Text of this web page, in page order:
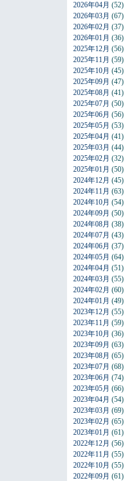
2026年04月 (52)
2026年03月 (67)
2026年02月 (37)
2026年01月 (36)
2025年12月 (56)
2025年11月 (59)
2025年10月 (45)
2025年09月 (47)
2025年08月 (41)
2025年07月 (50)
2025年06月 (56)
2025年05月 (53)
2025年04月 (41)
2025年03月 (44)
2025年02月 (32)
2025年01月 (50)
2024年12月 (45)
2024年11月 (63)
2024年10月 (54)
2024年09月 (50)
2024年08月 (38)
2024年07月 (43)
2024年06月 (37)
2024年05月 (64)
2024年04月 (51)
2024年03月 (55)
2024年02月 (60)
2024年01月 (49)
2023年12月 (55)
2023年11月 (59)
2023年10月 (36)
2023年09月 (63)
2023年08月 (65)
2023年07月 (68)
2023年06月 (74)
2023年05月 (66)
2023年04月 (54)
2023年03月 (69)
2023年02月 (65)
2023年01月 (61)
2022年12月 (56)
2022年11月 (55)
2022年10月 (55)
2022年09月 (61)